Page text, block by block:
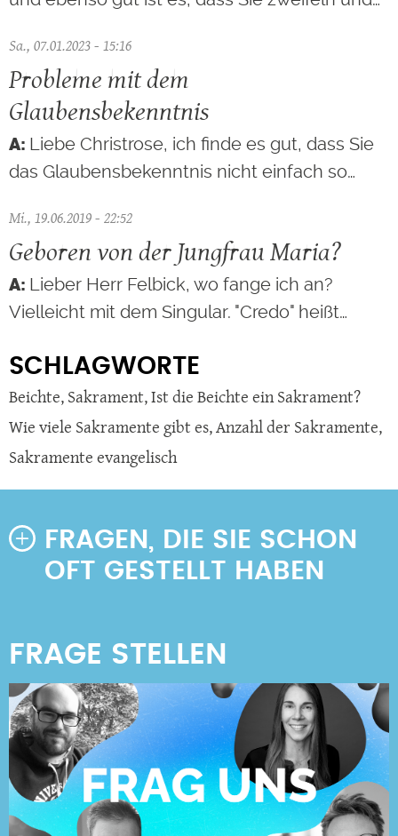
Sa., 07.01.2023 - 15:16
Probleme mit dem
Glaubensbekenntnis
Liebe Christrose, ich finde es gut, dass Sie
das Glaubensbekenntnis nicht einfach so…
Mi., 19.06.2019 - 22:52
Geboren von der Jungfrau Maria?
Lieber Herr Felbick, wo fange ich an?
Vielleicht mit dem Singular. "Credo" heißt…
SCHLAGWORTE
Beichte,Sakrament,Ist die Beichte ein Sakrament?
Wie viele Sakramente gibt es,Anzahl der Sakramente,
Sakramente evangelisch
FRAGEN, DIE SIE SCHON
OFT GESTELLT HABEN